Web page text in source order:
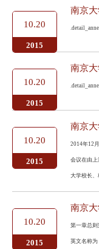
10.20
2015
10.20
2015
10.20
2015
2014年12
会议在由上
大学校长、
10.20
2015
南京
第一章总则
英文名称为